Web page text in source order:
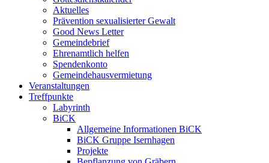
Aktuelles
Prävention sexualisierter Gewalt
Good News Letter
Gemeindebrief
Ehrenamtlich helfen
Spendenkonto
Gemeindehausvermietung
Veranstaltungen
Treffpunkte
Labyrinth
BiCK
Allgemeine Informationen BiCK
BiCK Gruppe Isernhagen
Projekte